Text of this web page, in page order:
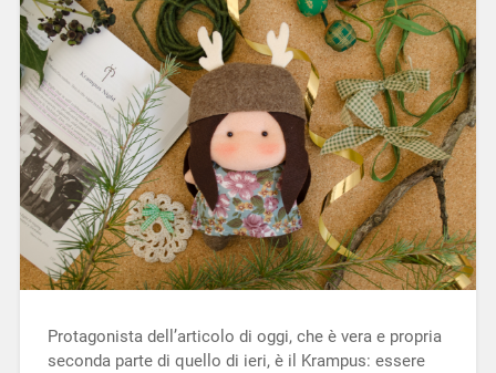
Protagonista dell’articolo di oggi, che è vera e propria
seconda parte di quello di ieri, è il Krampus: essere